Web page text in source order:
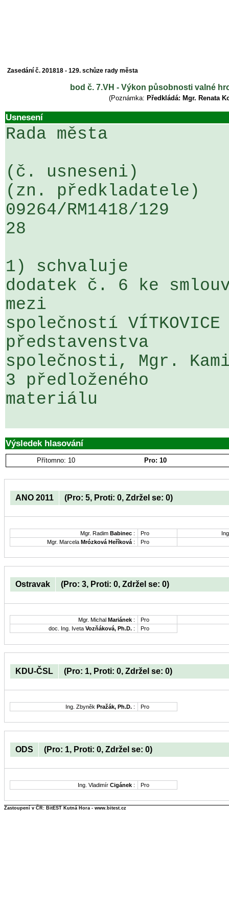
Zasedání č. 201818 - 129. schůze rady města
bod č. 7.VH - Výkon působnosti valné
(Poznámka: Předkládá: Mgr. Renata
Usnesení
Rada města
(č. usneseni)
(zn. předkladatele)
09264/RM1418/
28
1) schvaluje
dodatek č. 6 ke
mezi
společností
představenstva
společnosti, Mgr.
3 předloženého
materiálu
Výsledek hlasování
Přítomno: 10 Pro: 10
ANO 2011 (Pro: 5, Proti: 0, Zdržel se: 0)
Mgr. Radim Babinec : Pro
Mgr. Marcela Mrózková Heříková : Pro
Ostravak (Pro: 3, Proti: 0, Zdržel se: 0)
Mgr. Michal Mariánek :
Pro
doc. Ing. Iveta Vozňáková, Ph.D. : Pro
KDU-ČSL (Pro: 1, Proti: 0, Zdržel se: 0)
Ing. Zbyněk Pražák, Ph.D. : Pro
ODS (Pro: 1, Proti: 0, Zdržel se: 0)
Ing. Vladimír Cigánek : Pro
Zastoupení v ČR: BitEST Kutná Hora - www.bitest.cz